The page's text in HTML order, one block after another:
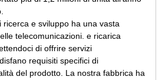
ricerca e sviluppo ha una vasta
telecomunicazioni. e ricarica
di offrire servizi
requisiti specifici di
del prodotto. La nostra fabbrica ha